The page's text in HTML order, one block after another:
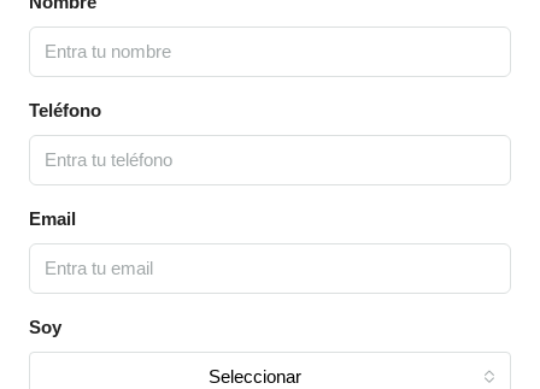
Teléfono
Email
Soy
Seleccionar